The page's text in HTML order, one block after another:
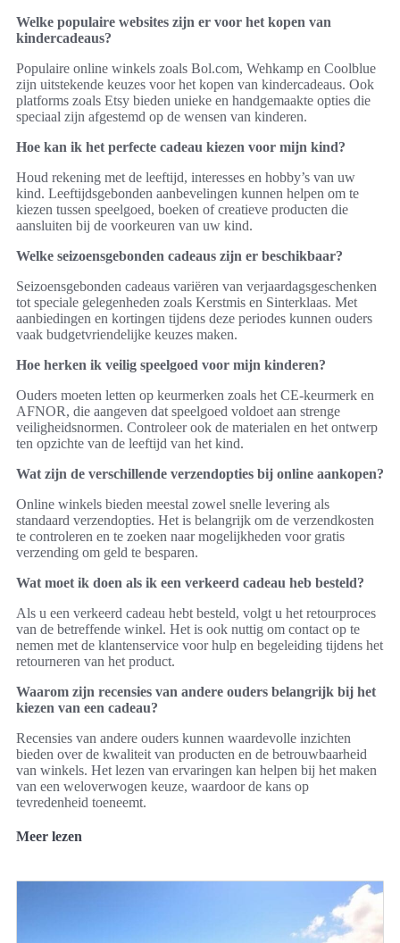
Welke populaire websites zijn er voor het kopen van
kindercadeaus?
Populaire online winkels zoals Bol.com, Wehkamp en Coolblue
zijn uitstekende keuzes voor het kopen van kindercadeaus. Ook
platforms zoals Etsy bieden unieke en handgemaakte opties die
speciaal zijn afgestemd op de wensen van kinderen.
Hoe kan ik het perfecte cadeau kiezen voor mijn kind?
Houd rekening met de leeftijd, interesses en hobby’s van uw
kind. Leeftijdsgebonden aanbevelingen kunnen helpen om te
kiezen tussen speelgoed, boeken of creatieve producten die
aansluiten bij de voorkeuren van uw kind.
Welke seizoensgebonden cadeaus zijn er beschikbaar?
Seizoensgebonden cadeaus variëren van verjaardagsgeschenken
tot speciale gelegenheden zoals Kerstmis en Sinterklaas. Met
aanbiedingen en kortingen tijdens deze periodes kunnen ouders
vaak budgetvriendelijke keuzes maken.
Hoe herken ik veilig speelgoed voor mijn kinderen?
Ouders moeten letten op keurmerken zoals het CE-keurmerk en
AFNOR, die aangeven dat speelgoed voldoet aan strenge
veiligheidsnormen. Controleer ook de materialen en het ontwerp
ten opzichte van de leeftijd van het kind.
Wat zijn de verschillende verzendopties bij online aankopen?
Online winkels bieden meestal zowel snelle levering als
standaard verzendopties. Het is belangrijk om de verzendkosten
te controleren en te zoeken naar mogelijkheden voor gratis
verzending om geld te besparen.
Wat moet ik doen als ik een verkeerd cadeau heb besteld?
Als u een verkeerd cadeau hebt besteld, volgt u het retourproces
van de betreffende winkel. Het is ook nuttig om contact op te
nemen met de klantenservice voor hulp en begeleiding tijdens het
retourneren van het product.
Waarom zijn recensies van andere ouders belangrijk bij het
kiezen van een cadeau?
Recensies van andere ouders kunnen waardevolle inzichten
bieden over de kwaliteit van producten en de betrouwbaarheid
van winkels. Het lezen van ervaringen kan helpen bij het maken
van een weloverwogen keuze, waardoor de kans op
tevredenheid toeneemt.
Meer lezen